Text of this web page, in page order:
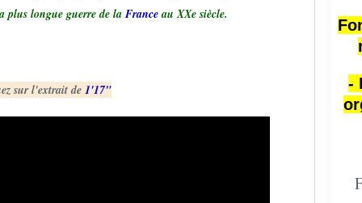
plus longue guerre de la Franceau XXe siècle.
sur l'extrait de 1'17"
-